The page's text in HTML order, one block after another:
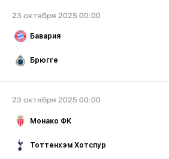
23 октября 2025 00:00
Бавария
Брюгге
23 октября 2025 00:00
Монако ФК
Тоттенхэм Хотспур